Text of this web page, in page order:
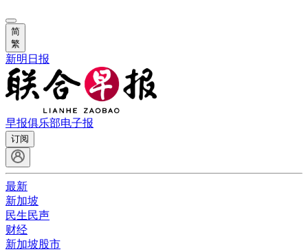
简
繁
新明日报
早报俱乐部电子报
订阅
最新
新加坡
民生民声
财经
新加坡股市